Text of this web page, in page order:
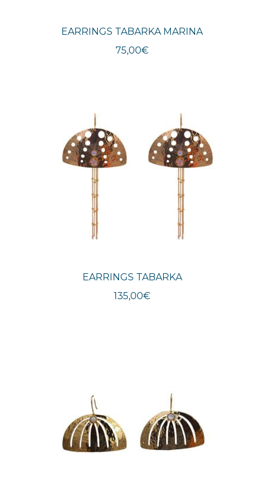
EARRINGS TABARKA MARINA
75,00€
EARRINGS TABARKA
135,00€